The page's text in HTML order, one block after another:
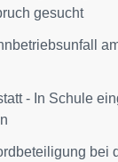
gesucht
- In Schule
bei